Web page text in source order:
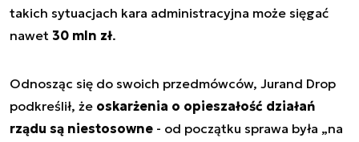
takich sytuacjach kara administracyjna może sięgać
nawet 30 mln zł.
Odnosząc się do swoich przedmówców, Jurand Drop
podkreślił, że oskarżenia o opieszałość działań
rządu są niestosowne - od początku sprawa była „na